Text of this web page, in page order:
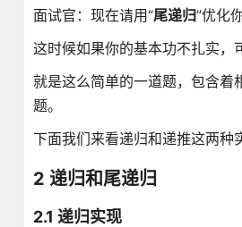
面试官：现在请用“尾递归”优化
这时候如果你的基本功不扎实，
就是这么简单的一道题，包含着
题。
下面我们来看递归和递推这两种
2 递归和尾递归
2.1 递归实现